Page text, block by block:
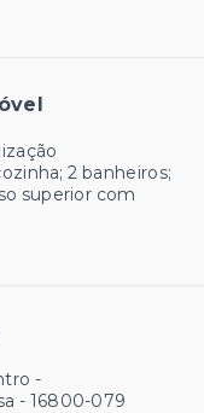
2 banheiros;
superior com
-
- 16800-079